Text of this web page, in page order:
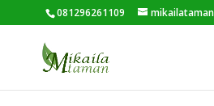
081296261109